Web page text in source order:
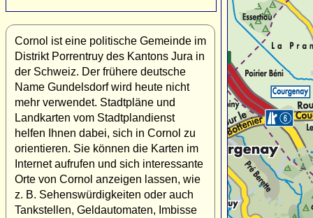
Cornol ist eine politische Gemeinde im
Distrikt Porrentruy des Kantons Jura in
der Schweiz. Der frühere deutsche
Name Gundelsdorf wird heute nicht
mehr verwendet. Stadtpläne und
Landkarten vom Stadtplandienst
helfen Ihnen dabei, sich in Cornol zu
orientieren. Sie können die Karten im
Internet aufrufen und sich interessante
Orte von Cornol anzeigen lassen, wie
z. B. Sehenswürdigkeiten oder auch
Tankstellen, Geldautomaten, Imbisse